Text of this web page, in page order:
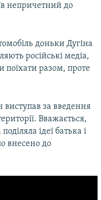
непричетний до
доньки Дугіна
російські медіа,
поїхати разом, проте
виступав за введення
Вважається,
ідеї батька і
внесено до